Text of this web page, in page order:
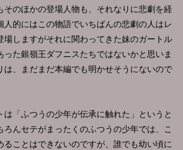
のほかの登場人物も、それなりに悲劇を経
人的にはこの物語でいちばんの悲劇の人はレ
場しますがそれに関わってきた妹のガートル
った銀嶺王ダフニスたちではないかと思いま
は、まだまだ本編でも明かせそうにないので
「ふつうの少年が伝承に触れた」というと
ろんセテがまったくのふつうの少年では、こ
ることはできないのですが、誰でも幼い頃に